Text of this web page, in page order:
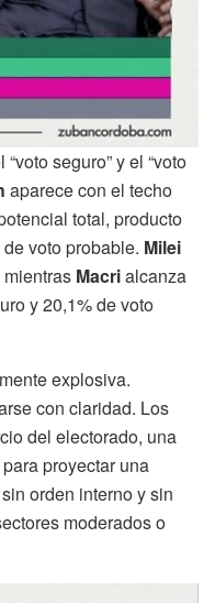
seguro” y el “voto
aparece con el techo
total, producto
voto probable. Milei
Macrialcanza
y 20,1% de voto
explosiva.
con claridad. Los
del electorado, una
proyectar una
orden interno y sin
moderados o